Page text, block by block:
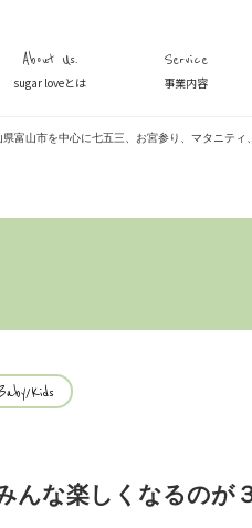
About Us.
sugar loveとは
Service
事業内容
県富山市を中心に七五三、お宮参り、マタニテ
Kids
んな楽しくなるのが３